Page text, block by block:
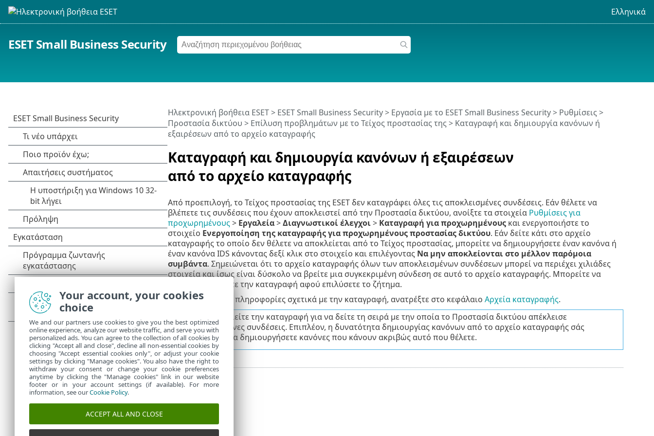
Ελληνικά
ESET Small Business Security
Καταγραφή και δημιουργία κανόνων ή εξαιρέσεων
από το αρχείο καταγραφής
Ηλεκτρονική βοήθεια ESET> ESET Small Business Security> Εργασία με το ESET Small Business Security> Ρυθμίσεις>
Προστασία δικτύου > Επίλυση προβλημάτων με το Τείχος προστασίας της> Καταγραφή και δημιουργία κανόνων ή
εξαιρέσεων από το αρχείο καταγραφής
Από προεπιλογή, το Τείχος προστασίας της ESET δεν καταγράφει όλες τις αποκλεισμένες συνδέσεις. Εάν θέλετε να
βλέπετε τις συνδέσεις που έχουν αποκλειστεί από την Προστασία δικτύου, ανοίξτε τα στοιχεία Ρυθμίσεις για
προχωρημένους> Εργαλεία>Διαγνωστικοί έλεγχοι> Καταγραφή για προχωρημένουςκαι ενεργοποιήστε το
στοιχείο Ενεργοποίηση της καταγραφής για προχωρημένους προστασίας δικτύου. Εάν δείτε κάτι στο αρχείο
καταγραφής το οποίο δεν θέλετε να αποκλείεται από το Τείχος προστασίας, μπορείτε να δημιουργήσετε έναν κανόνα ή
έναν κανόνα IDS κάνοντας δεξί κλικ στο στοιχείο και επιλέγοντας Να μην αποκλείονται στο μέλλον παρόμοια
συμβάντα. Σημειώνεται ότι το αρχείο καταγραφής όλων των αποκλεισμένων συνδέσεων μπορεί να περιέχει χιλιάδες
στοιχεία και ίσως είναι δύσκολο να βρείτε μια συγκεκριμένη σύνδεση σε αυτό το αρχείο καταγραφής. Μπορείτε να
απενεργοποιήσετε την καταγραφή αφού επιλύσετε το ζήτημα.
Για περισσότερες πληροφορίες σχετικά με την καταγραφή, ανατρέξτε στο κεφάλαιο Αρχεία καταγραφής.
Χρησιμοποιείτε την καταγραφή για να δείτε τη σειρά με την οποία το Προστασία δικτύου απέκλεισε
συγκεκριμένες συνδέσεις. Επιπλέον, η δυνατότητα δημιουργίας κανόνων από το αρχείο καταγραφής σάς
επιτρέπει να δημιουργήσετε κανόνες που κάνουν ακριβώς αυτό που θέλετε.
Your account, your cookies
choice
We and our partners use cookies to give you the best optimized
online experience, analyze our website traffic, and serve you with
personalized ads. You can agree to the collection of all cookies by
clicking "Accept all and close", decline all non-essential cookies by
choosing "Accept essential cookies only", or adjust your cookie
settings by clicking "Manage cookies". You also have the right to
withdraw your consent or change your cookie preferences
anytime by clicking the "Manage cookies" link in our website
footer or in your account settings (if available). For more
information, see ourCookie Policy.
ACCEPT ALL AND CLOSE